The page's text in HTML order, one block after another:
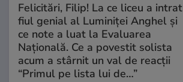
Felicitări, Filip! La ce liceu a intrat
fiul genial al Luminiței Anghel și
ce note a luat la Evaluarea
Națională. Ce a povestit solista
acum a stârnit un val de reacții
“Primul pe lista lui de…”